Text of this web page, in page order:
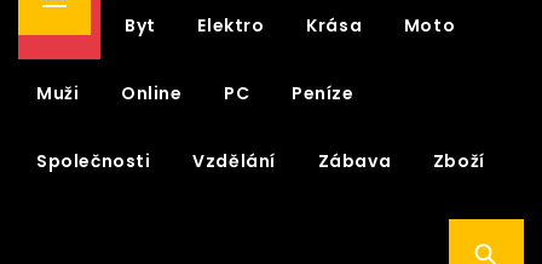
Primary
Byt Elektro Krása Moto
Muži Online PC Peníze
Společnosti Vzdělání Zábava Zboží